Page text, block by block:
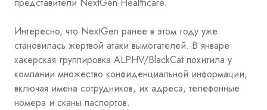
Интересно, что NextGen ранее в этом году уже
становилась жертвой атаки вымогателей. В январе
хакерская группировка ALPHV/BlackCat похитила у
компании множество конфиденциальной информации,
включая имена сотрудников, их адреса, телефонные
номера и сканы паспортов.